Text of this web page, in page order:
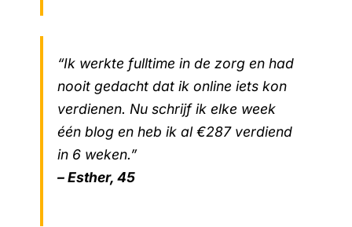
“Ik werkte fulltime in de zorg en had
nooit gedacht dat ik online iets kon
verdienen. Nu schrijf ik elke week
één blog en heb ik al €287 verdiend
in 6 weken.”
– Esther, 45